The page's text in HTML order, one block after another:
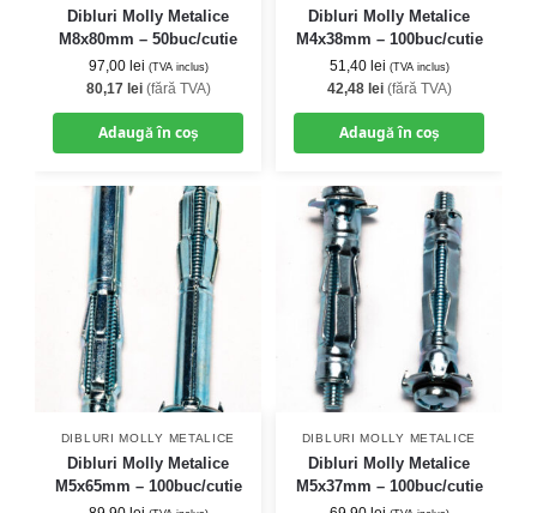
Dibluri Molly Metalice
M8x80mm – 50buc/cutie
97,00 lei (TVA inclus)
80,17 lei(fără TVA)
Adaugă în coș
Dibluri Molly Metalice
M4x38mm – 100buc/cutie
51,40 lei (TVA inclus)
42,48 lei(fără TVA)
Adaugă în coș
DIBLURI MOLLY METALICE
Dibluri Molly Metalice
M5x65mm – 100buc/cutie
DIBLURI MOLLY METALICE
Dibluri Molly Metalice
M5x37mm – 100buc/cutie